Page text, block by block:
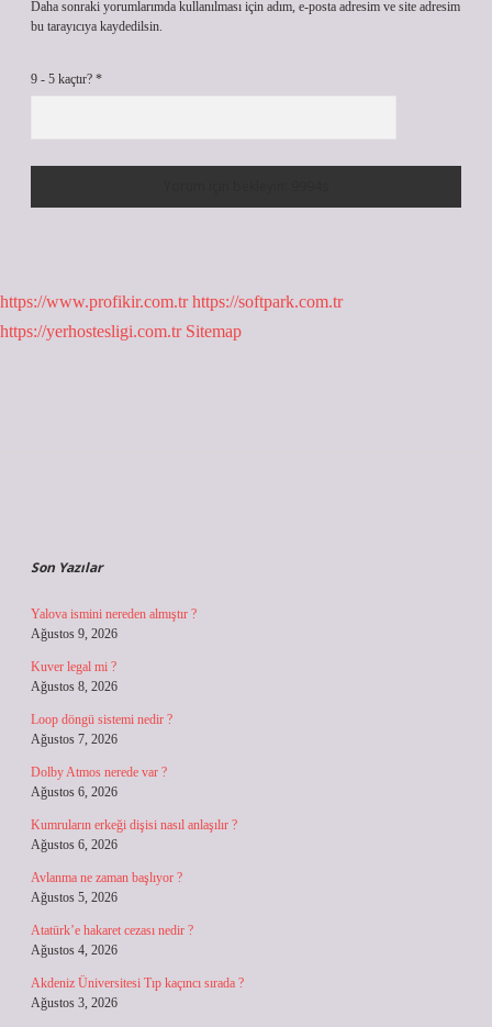
Daha sonraki yorumlarımda kullanılması için adım, e-posta adresim ve site adresim
bu tarayıcıya kaydedilsin.
9 - 5 kaçtır? *
https://www.profikir.com.tr https://softpark.com.tr
https://yerhostesligi.com.tr Sitemap
Son Yazılar
Yalova ismini nereden almıştır ?
Ağustos 9, 2026
Kuver legal mi ?
Ağustos 8, 2026
Loop döngü sistemi nedir ?
Ağustos 7, 2026
Dolby Atmos nerede var ?
Ağustos 6, 2026
Kumruların erkeği dişisi nasıl anlaşılır ?
Ağustos 6, 2026
Avlanma ne zaman başlıyor ?
Ağustos 5, 2026
Atatürk’e hakaret cezası nedir ?
Ağustos 4, 2026
Akdeniz Üniversitesi Tıp kaçıncı sırada ?
Ağustos 3, 2026